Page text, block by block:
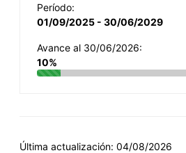
Período:
01/09/2025 - 30/06/2029
Avance al 30/06/2026:
10%
Última actualización: 04/08/2026